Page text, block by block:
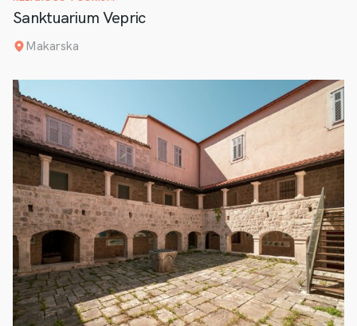
Sanktuarium Vepric
Makarska